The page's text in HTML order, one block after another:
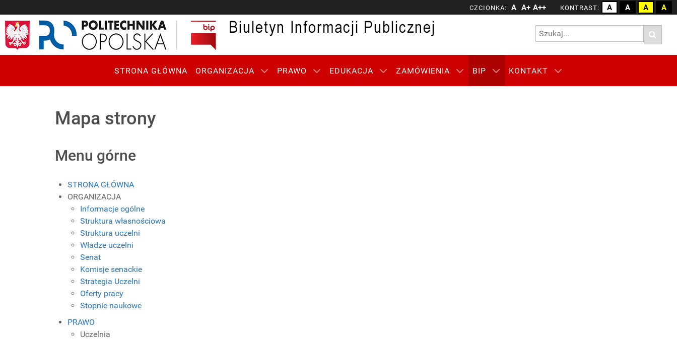
CZCIONKA: A A+ A++ KONTRAST: A A A A
STRONA GŁÓWNA ORGANIZACJA PRAWO EDUKACJA ZAMÓWIENIA BIP KONTAKT
Mapa strony
Menu górne
STRONA GŁÓWNA
ORGANIZACJA
Informacje ogólne
Struktura własnościowa
Struktura uczelni
Władze uczelni
Senat
Komisje senackie
Strategia Uczelni
Oferty pracy
Stopnie naukowe
PRAWO
Uczelnia